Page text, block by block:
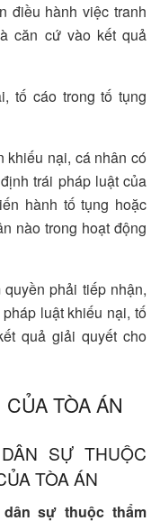
điều hành việc tranh
căn cứ vào kết quả
tố cáo trong tố tụng
khiếu nại, cá nhân có
trái pháp luật của
hành tố tụng hoặc
nào trong hoạt động
phải tiếp nhận,
luật khiếu nại, tố
quả giải quyết cho
TÒA ÁN
SỰ THUỘC
TÒA ÁN
sự thuộc thẩm